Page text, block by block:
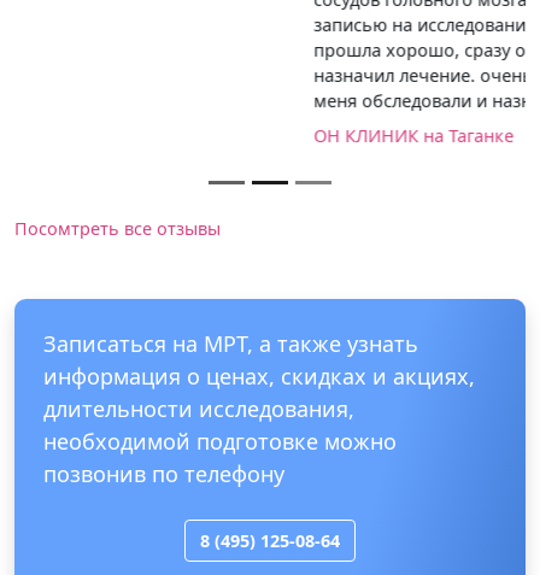
записью на исследование не возникло, процедура
прошла хорошо, сразу отдали мои результаты и врач
назначил лечение. очень довольна, что так быстро
меня обследовали и назначили лечение.
Посомтреть все отзывы
Записаться на МРТ, а также узнать
информация о ценах, скидках и акциях,
длительности исследования,
необходимой подготовке можно
позвонив по телефону
8 (495) 125-08-64